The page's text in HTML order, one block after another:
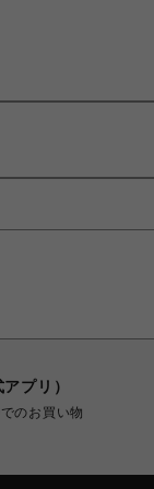
プリ）
のお買い物